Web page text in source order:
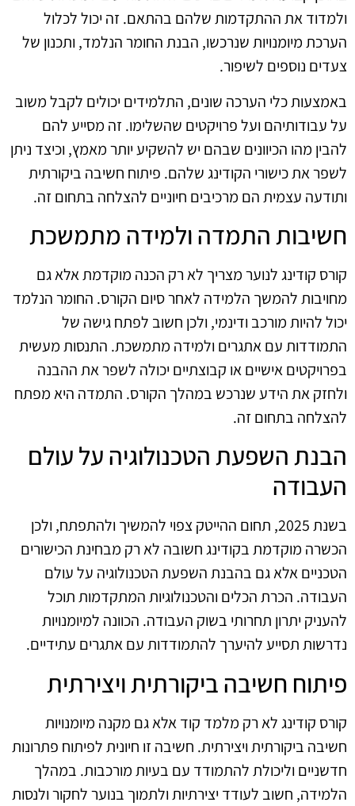
ולמדוד את ההתקדמות שלהם בהתאם. זה יכול לכלול
הערכת מיומנויות שנרכשו, הבנת החומר הנלמד, ותכנון של
צעדים נוספים לשיפור.
באמצעות כלי הערכה שונים, התלמידים יכולים לקבל משוב
על עבודותיהם ועל פרויקטים שהשלימו. זה מסייע להם
להבין מהו הכיוונים שבהם יש להשקיע יותר מאמץ, וכיצד ניתן
לשפר את כישורי הקודינג שלהם. פיתוח חשיבה ביקורתית
ותודעה עצמית הם מרכיבים חיוניים להצלחה בתחום זה.
חשיבות התמדה ולמידה מתמשכת
קורס קודינג לנוער מצריך לא רק הכנה מוקדמת אלא גם
מחויבות להמשך הלמידה לאחר סיום הקורס. החומר הנלמד
יכול להיות מורכב ודינמי, ולכן חשוב לפתח גישה של
התמודדות עם אתגרים ולמידה מתמשכת. התנסות מעשית
בפרויקטים אישיים או קבוצתיים יכולה לשפר את ההבנה
ולחזק את הידע שנרכש במהלך הקורס. התמדה היא מפתח
להצלחה בתחום זה.
הבנת השפעת הטכנולוגיה על עולם
העבודה
בשנת 2025, תחום ההייטק צפוי להמשיך ולהתפתח, ולכן
הכשרה מוקדמת בקודינג חשובה לא רק מבחינת הכישורים
הטכניים אלא גם בהבנת השפעת הטכנולוגיה על עולם
העבודה. הכרת הכלים והטכנולוגיות המתקדמות תוכל
להעניק יתרון תחרותי בשוק העבודה. הכוונה למיומנויות
נדרשות תסייע להיערך להתמודדות עם אתגרים עתידיים.
פיתוח חשיבה ביקורתית ויצירתית
קורס קודינג לא רק מלמד קוד אלא גם מקנה מיומנויות
חשיבה ביקורתית ויצירתית. חשיבה זו חיונית לפיתוח פתרונות
חדשניים וליכולת להתמודד עם בעיות מורכבות. במהלך
הלמידה, חשוב לעודד יצירתיות ולתמוך בנוער לחקור ולנסות